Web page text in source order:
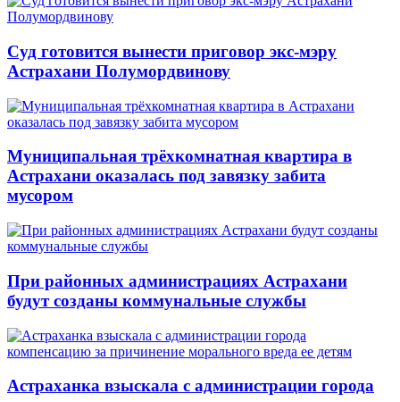
Суд готовится вынести приговор экс-мэру
Астрахани Полумордвинову
Муниципальная трёхкомнатная квартира в
Астрахани оказалась под завязку забита
мусором
При районных администрациях Астрахани
будут созданы коммунальные службы
Астраханка взыскала с администрации города